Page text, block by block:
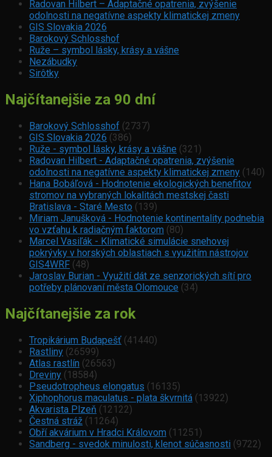
Radovan Hilbert – Adaptačné opatrenia, zvýšenie
odolnosti na negatívne aspekty klimatickej zmeny
GIS Slovakia 2026
Barokový Schlosshof
Ruže – symbol lásky, krásy a vášne
Nezábudky
Sirôtky
Najčítanejšie za 90 dní
Barokový Schlosshof (2737)
GIS Slovakia 2026 (386)
Ruže - symbol lásky, krásy a vášne (321)
Radovan Hilbert - Adaptačné opatrenia, zvýšenie
odolnosti na negatívne aspekty klimatickej zmeny (140)
Hana Bobáľová - Hodnotenie ekologických benefitov
stromov na vybraných lokalitách mestskej časti
Bratislava - Staré Mesto (139)
Miriam Janušková - Hodnotenie kontinentality podnebia
vo vzťahu k radiačným faktorom (80)
Marcel Vasiľák - Klimatické simulácie snehovej
pokrývky v horských oblastiach s využitím nástrojov
GIS4WRF (48)
Jaroslav Burian - Využití dát ze senzorických sítí pro
potřeby plánovaní města Olomouce (34)
Najčítanejšie za rok
Tropikárium Budapešť (41440)
Rastliny (26599)
Atlas rastlín (26563)
Dreviny (18584)
Pseudotropheus elongatus (16135)
Xiphophorus maculatus - plata škvrnitá (13922)
Akvarista Plzeň (12122)
Čestná stráž (11264)
Obří akvárium v Hradci Královom (11251)
Sandberg - svedok minulosti, klenot súčasnosti (9722)